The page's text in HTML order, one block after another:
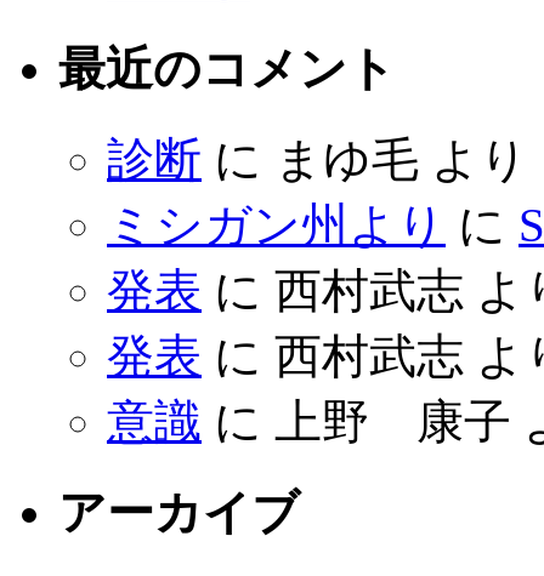
最近のコメント
診断 に まゆ毛 より
ミシガン州より に
発表 に 西村武志 よ
発表 に 西村武志 よ
意識 に 上野 康子
アーカイブ